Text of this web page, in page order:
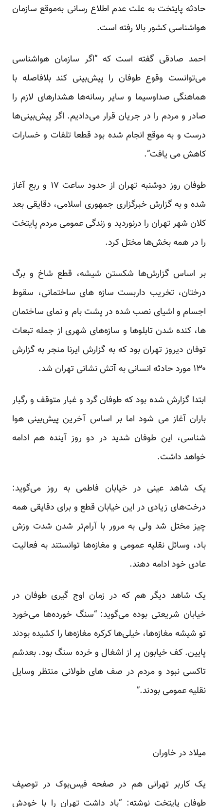
حادثه پایتخت به علت عدم اطلاع رسانی به‌موقع سازمان
هواشناسی کشور بالا رفته است.
احمد صادقی گفته است که “اگر سازمان هواشناسی
می‌توانست وقوع طوفان را پیش‌بینی کند بلافاصله با
هماهنگی صداوسیما و سایر رسانه‌ها هشدارهای لازم را
صادر و مردم را در جریان قرار می‌دادیم. اگر پیش‌بینی‌ها
درست و به موقع انجام شده بود قطعا تلفات و خسارات
کاهش می یافت”.
طوفان روز دوشنبه تهران از حدود ساعت ۱۷ و ربع آغاز
شده و به گزارش خبرگزاری جمهوری اسلامی، دقایقی بعد
کلان شهر تهران را درنوردید و زندگی عمومی مردم پایتخت
را در همه بخش‌ها مختل کرد.
بر اساس گزارش‌ها شکستن شیشه، قطع شاخ و برگ
درختان، تخریب داربست سازه های ساختمانی، سقوط
اجسام و اشیای نصب شده در پشت بام و نمای ساختمان
ها، کنده شدن تابلوها و سازه‌های شهری از جمله تبعات
توفان دیروز تهران بود که به گزارش ایرنا منجر به گزارش
۱۳۰ مورد حادثه انسانی به آتش نشانی تهران شد.
ابتدا گزارش شده بود که طوفان گرد و غبار متوقف و رگبار
باران آغاز می شود اما بر اساس آخرین پیش‌بینی‌ هوا
شناسی، این طوفان شدید در دو روز آینده هم ادامه
خواهد داشت.
یک شاهد عینی در خیابان فاطمی به روز می‌گوید:
درخت‌های زیادی در این خیابان قطع و برای دقایقی همه
چیز مختل شد ولی به مرور با آرام‌تر شدن شدت وزش
باد، وسائل نقلیه عمومی و مغاز‌ه‌ها توانستند به فعالیت
عادی خود ادامه دهند.
یک شاهد دیگر هم که در زمان اوج گیری طوفان در
خیابان شریعتی بوده می‌گوید: “سنگ خورده‌ها می‌خورد
تو شیشه مغازه‌ها، خیلی‌ها کرکره‌ مغازه‌ها را کشیده بودند
پایین. کف خیابون پر از اشغال و خرده سنگ بود. بعدشم
تاکسی نبود و مردم در صف های طولانی منتظر وسایل
نقلیه عمومی بودند.”
میلاد در خاوران
یک کاربر تهرانی هم در صفحه فیس‌بوک در توصیف
طوفان پایتخت نوشته: “باد داشت تهران را با خودش